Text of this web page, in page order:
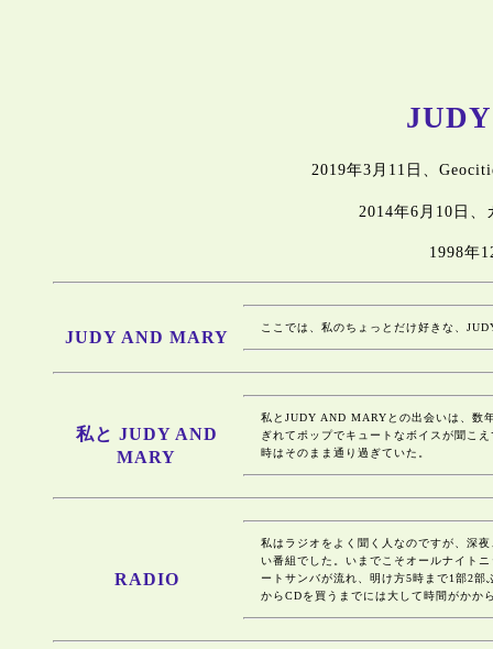
2019年3月11日、
2014年6月10日
1998年
JUDY AND MARY ここでは、私のちょっとだけ好きな、
私と JUDY AND
MARY
私とJUDY AND MARYとの出会いは、数
ぎれてポップでキュートなボイスが聞こ
時はそのまま通り過ぎていた。
RADIO
私はラジオをよく聞く人なのですが、深
い番組でした。いまでこそオールナイト
ートサンバが流れ、明け方5時まで1部2
からCDを買うまでには大して時間がかか